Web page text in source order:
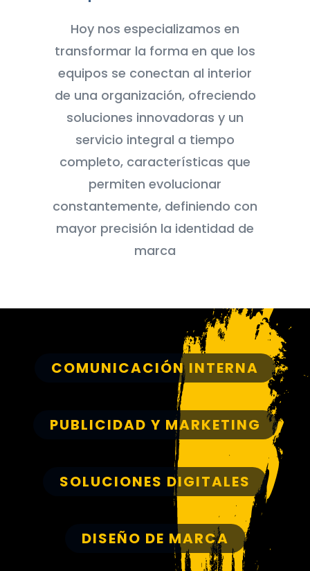
Hoy nos especializamos en
transformar la forma en que los
equipos se conectan al interior
de una organización, ofreciendo
soluciones innovadoras y un
servicio integral a tiempo
completo, características que
permiten evolucionar
constantemente, definiendo con
mayor precisión la identidad de
marca
COMUNICACIÓN INTERNA
PUBLICIDAD Y MARKETING
SOLUCIONES DIGITALES
DISEÑO DE MARCA